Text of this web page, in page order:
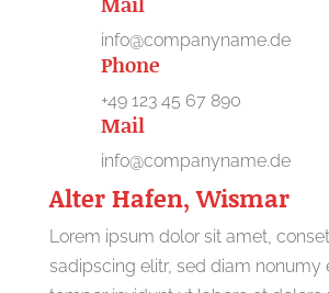
info@companyname.de
Phone
+49 123 45 67 890
Mail
info@companyname.de
Alter Hafen, Wismar
Lorem ipsum dolor sit amet,
sadipscing elitr, sed diam nonumy